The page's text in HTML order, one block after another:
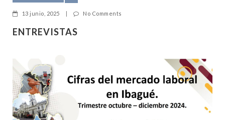
13 junio, 2025 | No Comments
ENTREVISTAS